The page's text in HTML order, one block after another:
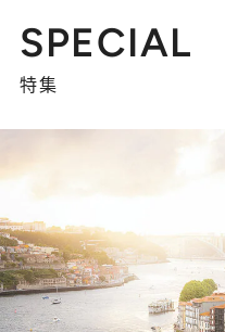
SPECIAL
特集